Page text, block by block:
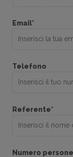
Email*
Telefono
Referente*
Numero